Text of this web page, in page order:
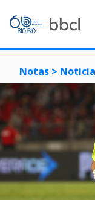
Notas > Noticia